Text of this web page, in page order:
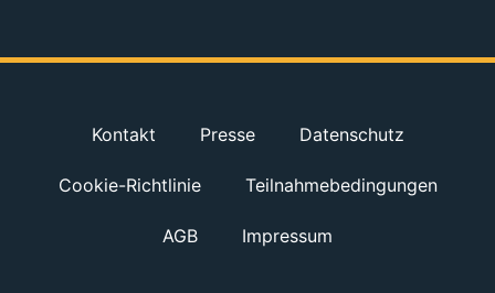
Kontakt Presse Datenschutz
Cookie-Richtlinie Teilnahmebedingungen
AGB Impressum